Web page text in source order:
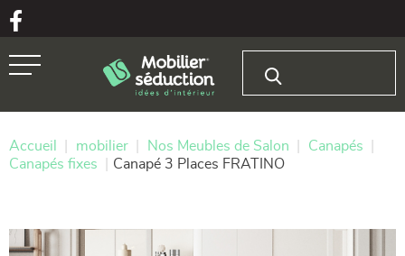
Aller au texte
Aller au menu
Accueil mobilier Nos Meubles de Salon Canapés
Canapés fixes
Canapé 3 Places FRATINO